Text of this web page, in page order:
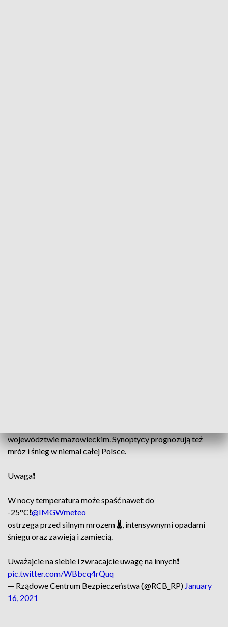
województwie mazowieckim. Synoptycy prognozują też
mróz i śnieg w niemal całej Polsce.
Uwaga❗
W nocy temperatura może spaść nawet do
-25°C❗@IMGWmeteo
ostrzega przed silnym mrozem 🌡, intensywnymi opadami
śniegu oraz zawieją i zamiecią.
Uważajcie na siebie i zwracajcie uwagę na innych❗
pic.twitter.com/WBbcq4rQuq
— Rządowe Centrum Bezpieczeństwa (@RCB_RP) January
16, 2021